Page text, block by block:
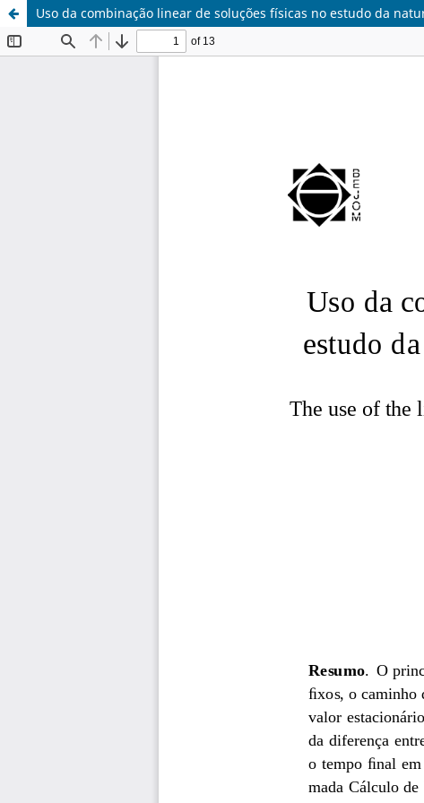
Uso da combinação linear de soluções físicas no estudo da